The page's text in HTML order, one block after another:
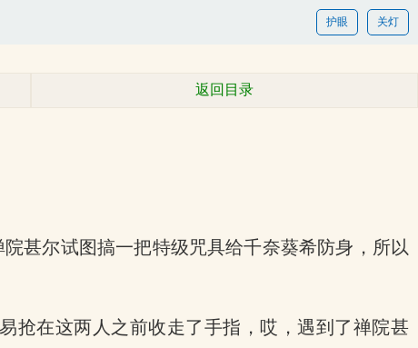
关灯
护眼
返回目录
甚尔试图搞一把特级咒具给千奈葵希防身，所以
抢在这两人之前收走了手指，哎，遇到了禅院甚